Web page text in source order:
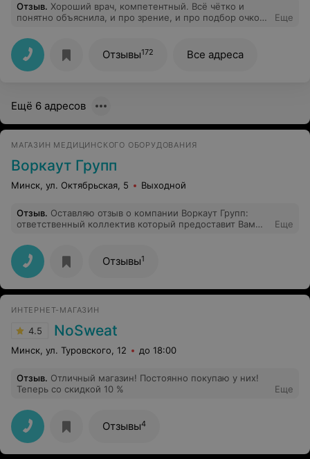
Отзыв. Хороший врач, компетентный. Всё чётко и
понятно объяснила, и про зрение, и про подбор очков
Еще
Отзывы172 Все адреса
Ещё 6 адресов
МАГАЗИН МЕДИЦИНСКОГО ОБОРУДОВАНИЯ
Воркаут Групп
Минск, ул. Октябрьская, 5 Выходной
Отзыв. Оставляю отзыв о компании Воркаут Групп:
ответственный коллектив который предоставит Вам
физиотерапии. Покупали у них аппарат УЗТ-1.01Ф -
доставка была осуществлена в кратчайшие сроки, все
необходимые документы прилагались к аппарату.
Доставка осуществлялась инженером который:
распаковал, подключил и обучил персонал
Еще
Отзывы1
ИНТЕРНЕТ-МАГАЗИН
4.5 NoSweat
Минск, ул. Туровского, 12 до 18:00
Отзыв. Отличный магазин! Постоянно покупаю у них!
Теперь со скидкой 10 %
Еще
Отзывы4